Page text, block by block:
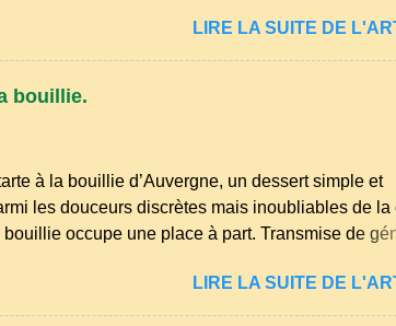
conserve l'humidité du sol. Diminution des
d'atteindre le sol, ce qui freine la
les intempéries : Il préserve le sol du froid en
été. Amélioration de la structure du sol : Les
mon petit jardin. Tailles, nettoyages et premiers
LIRE LA SUITE DE
bouillie.
à la bouillie d’Auvergne, un dessert simple et
les douceurs discrètes mais inoubliables de la
occupe une place à part. Transmise de
où l’on partageait des recettes simples,
les campagnes du Puy‑de‑Dôme, du Cantal
LIRE LA SUITE DE